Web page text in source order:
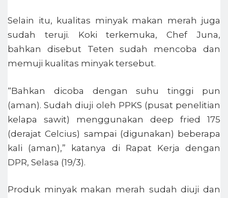
Selain itu, kualitas minyak makan merah juga
sudah teruji. Koki terkemuka, Chef Juna,
bahkan disebut Teten sudah mencoba dan
memuji kualitas minyak tersebut.
“Bahkan dicoba dengan suhu tinggi pun
(aman). Sudah diuji oleh PPKS (pusat penelitian
kelapa sawit) menggunakan deep fried 175
(derajat Celcius) sampai (digunakan) beberapa
kali (aman),” katanya di Rapat Kerja dengan
DPR, Selasa (19/3).
Produk minyak makan merah sudah diuji dan